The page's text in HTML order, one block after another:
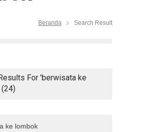
Beranda Search Result
For 'berwisata ke